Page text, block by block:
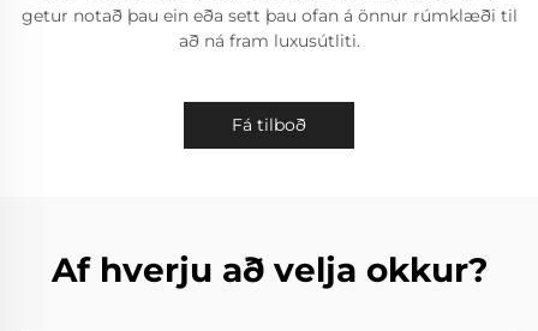
getur notað þau ein eða sett þau ofan á önnur rúmklæði til
að ná fram luxusútliti.
Fá tilboð
Af hverju að velja okkur?